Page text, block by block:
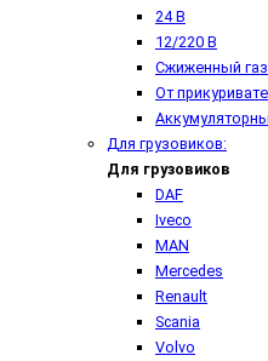
24 В
12/220 В
Сжиженный газ
От
Для грузовиков:
Для грузовиков
DAF
Iveco
MAN
Mercedes
Renault
Scania
Volvo